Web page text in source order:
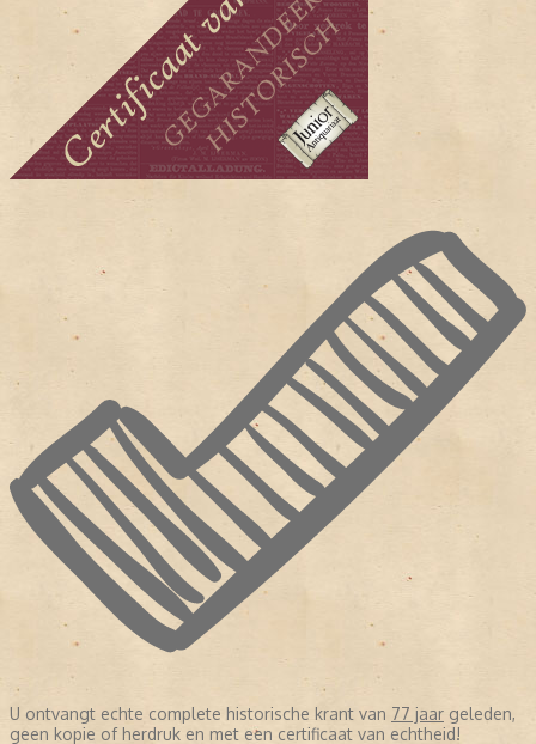
U ontvangt echte complete historische krant van 77 jaar geleden,
geen kopie of herdruk en met een certificaat van echtheid!